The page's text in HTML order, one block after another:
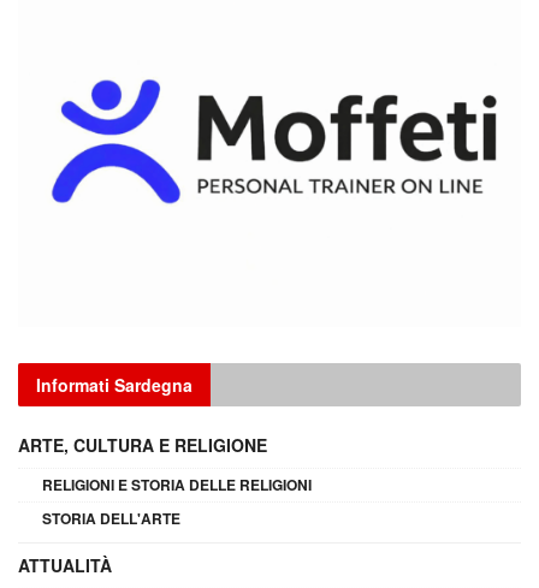
Informati Sardegna
ARTE, CULTURA E RELIGIONE
RELIGIONI E STORIA DELLE RELIGIONI
STORIA DELL'ARTE
ATTUALITÀ